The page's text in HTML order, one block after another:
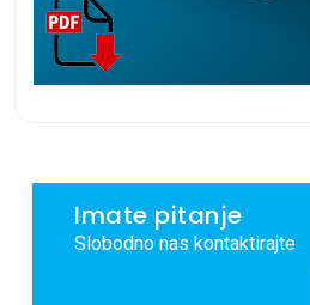
Imate pitanje
Slobodno nas kontaktirajte